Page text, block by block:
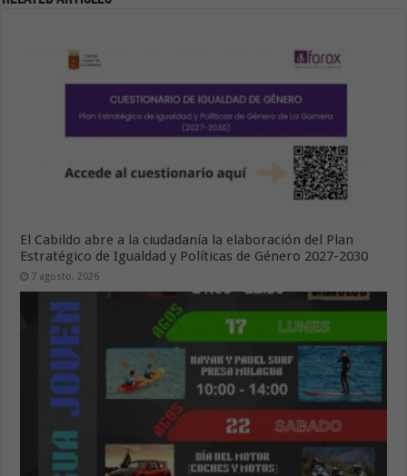
El Cabildo abre a la ciudadanía la elaboración del Plan
Estratégico de Igualdad y Políticas de Género 2027-2030
7 agosto, 2026